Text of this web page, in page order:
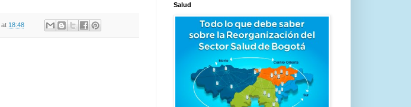
at 18:48
Salud